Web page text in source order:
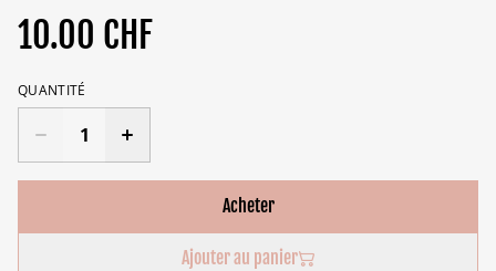
10.00 CHF
QUANTITÉ
Acheter
Ajouter au panier